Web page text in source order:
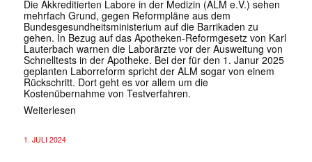
Die Akkreditierten Labore in der Medizin (ALM e.V.) sehen
mehrfach Grund, gegen Reformpläne aus dem
Bundesgesundheitsministerium auf die Barrikaden zu
gehen. In Bezug auf das Apotheken-Reformgesetz von Karl
Lauterbach warnen die Laborärzte vor der Ausweitung von
Schnelltests in der Apotheke. Bei der für den 1. Janur 2025
geplanten Laborreform spricht der ALM sogar von einem
Rückschritt. Dort geht es vor allem um die
Kostenübernahme von Testverfahren.
Weiterlesen
1. JULI 2024